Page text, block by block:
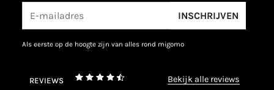
INSCHRIJVEN
als eerste op de hoogte zijn van alles rond migomo
REVIEWS bekijk alle reviews